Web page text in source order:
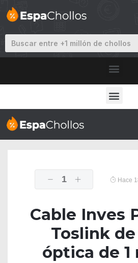
1
Hace
Cable Inves
Toslink
óptica de 1